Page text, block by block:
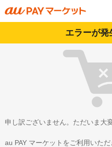
エラーが発
申し訳ございません。ただいま大
au PAY マーケットをご利用いた